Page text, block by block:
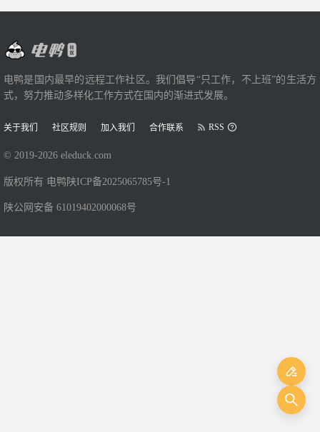
电鸭是国内最早的远程工作社区。我们倡导“只工作，不上班”的生活方
式，努力推动多样化工作方式在国内的渐进式发展。
关于我们 社区规则 加入我们 合作联系 RSS
© 2019-2026 eleduck.com
版权所有 电鸭 陕ICP备2025065785号-1
陕公网安备 61019402000068号